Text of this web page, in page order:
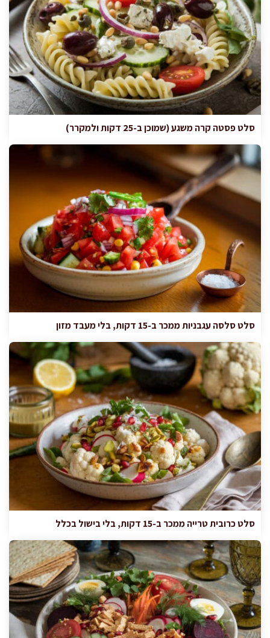
סלט פסטה קרה משגע (שמוכן ב-25 דקות ולמקרר)
סלט סלסה עגבניות ממכר ב-15 דקות, בלי מעבד מזון
סלט כרובית טרייה ממכר ב-15 דקות, בלי בישול בכלל